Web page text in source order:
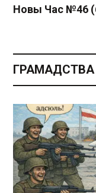
Новы Час №46
ГРАМАДСТВА